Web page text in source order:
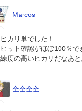
Marcos
ヒカリ単でした！
ヒット確認がほぼ100％で
練度の高いヒカリだなあと
仝仝仝仝